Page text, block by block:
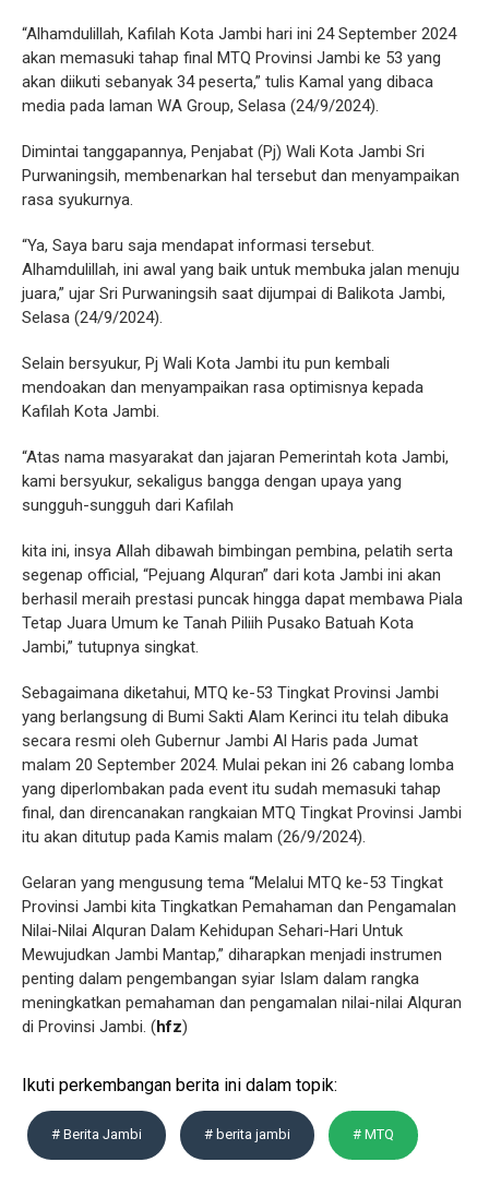
“Alhamdulillah, Kafilah Kota Jambi hari ini 24 September 2024
akan memasuki tahap final MTQ Provinsi Jambi ke 53 yang
akan diikuti sebanyak 34 peserta,” tulis Kamal yang dibaca
media pada laman WA Group, Selasa (24/9/2024).
Dimintai tanggapannya, Penjabat (Pj) Wali Kota Jambi Sri
Purwaningsih, membenarkan hal tersebut dan menyampaikan
rasa syukurnya.
“Ya, Saya baru saja mendapat informasi tersebut.
Alhamdulillah, ini awal yang baik untuk membuka jalan menuju
juara,” ujar Sri Purwaningsih saat dijumpai di Balikota Jambi,
Selasa (24/9/2024).
Selain bersyukur, Pj Wali Kota Jambi itu pun kembali
mendoakan dan menyampaikan rasa optimisnya kepada
Kafilah Kota Jambi.
“Atas nama masyarakat dan jajaran Pemerintah kota Jambi,
kami bersyukur, sekaligus bangga dengan upaya yang
sungguh-sungguh dari Kafilah
kita ini, insya Allah dibawah bimbingan pembina, pelatih serta
segenap official, “Pejuang Alquran” dari kota Jambi ini akan
berhasil meraih prestasi puncak hingga dapat membawa Piala
Tetap Juara Umum ke Tanah Piliih Pusako Batuah Kota
Jambi,” tutupnya singkat.
Sebagaimana diketahui, MTQ ke-53 Tingkat Provinsi Jambi
yang berlangsung di Bumi Sakti Alam Kerinci itu telah dibuka
secara resmi oleh Gubernur Jambi Al Haris pada Jumat
malam 20 September 2024. Mulai pekan ini 26 cabang lomba
yang diperlombakan pada event itu sudah memasuki tahap
final, dan direncanakan rangkaian MTQ Tingkat Provinsi Jambi
itu akan ditutup pada Kamis malam (26/9/2024).
Gelaran yang mengusung tema “Melalui MTQ ke-53 Tingkat
Provinsi Jambi kita Tingkatkan Pemahaman dan Pengamalan
Nilai-Nilai Alquran Dalam Kehidupan Sehari-Hari Untuk
Mewujudkan Jambi Mantap,” diharapkan menjadi instrumen
penting dalam pengembangan syiar Islam dalam rangka
meningkatkan pemahaman dan pengamalan nilai-nilai Alquran
di Provinsi Jambi. (hfz)
Ikuti perkembangan berita ini dalam topik:
# Berita Jambi # berita jambi # MTQ